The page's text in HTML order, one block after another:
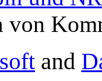
von
and